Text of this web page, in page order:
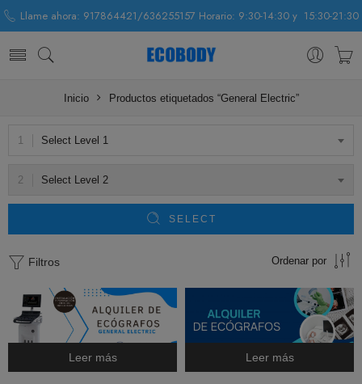
Llame ahora: 917864421/636255157 Horario: 9:30-14:30 y 15:30-21:30
Inicio Productos etiquetados “General Electric”
Select Level 1
Select Level 2
SELECT
Filtros Ordenar por
Leer más Leer más